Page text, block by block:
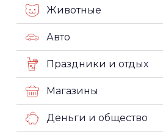
Животные
Авто
Праздники и отдых
Магазины
Деньги и общество